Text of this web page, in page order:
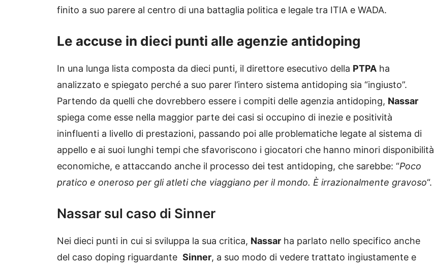
finito a suo parere al centro di una battaglia politica e legale tra ITIA e WADA.
Le accuse in dieci punti alle agenzie antidoping
In una lunga lista composta da dieci punti, il direttore esecutivo della PTPA ha
analizzato e spiegato perché a suo parer l’intero sistema antidoping sia “ingiusto”.
Partendo da quelli che dovrebbero essere i compiti delle agenzia antidoping, Nassar
spiega come esse nella maggior parte dei casi si occupino di inezie e positività
ininfluenti a livello di prestazioni, passando poi alle problematiche legate al sistema di
appello e ai suoi lunghi tempi che sfavoriscono i giocatori che hanno minori disponibilità
economiche, e attaccando anche il processo dei test antidoping, che sarebbe: “Poco
pratico e oneroso per gli atleti che viaggiano per il mondo. È irrazionalmente gravoso“.
Nassar sul caso di Sinner
Nei dieci punti in cui si sviluppa la sua critica, Nassar ha parlato nello specifico anche
del caso doping riguardante Sinner, a suo modo di vedere trattato ingiustamente e